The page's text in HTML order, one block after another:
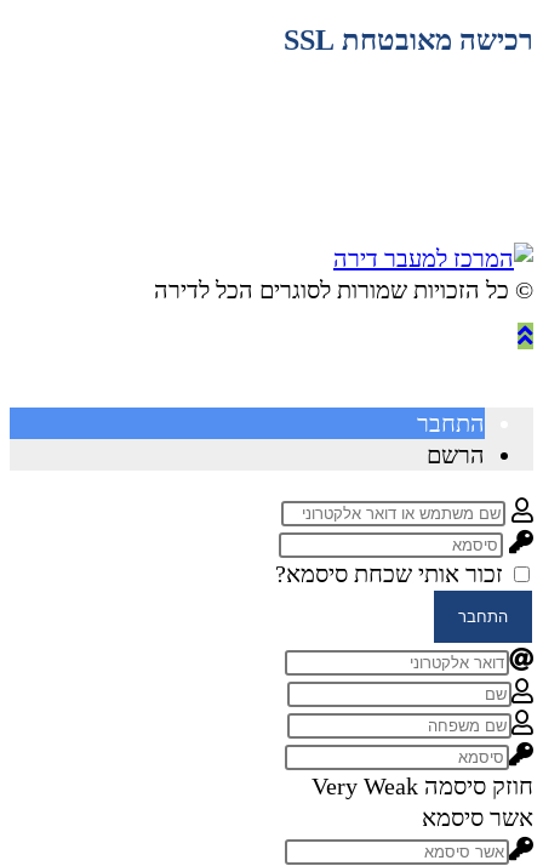
רכישה מאובטחת SSL
© ​כל הזכויות שמורות לסוגרים הכל לדירה
התחבר
הרשם
זכור אותי שכחת סיסמא?
התחבר
חוזק סיסמה Very Weak
אשר סיסמא